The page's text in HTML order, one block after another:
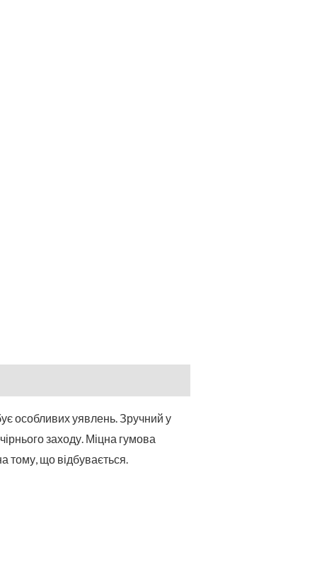
особливих уявлень. Зручний у
заходу. Міцна гумова
тому, що відбувається.